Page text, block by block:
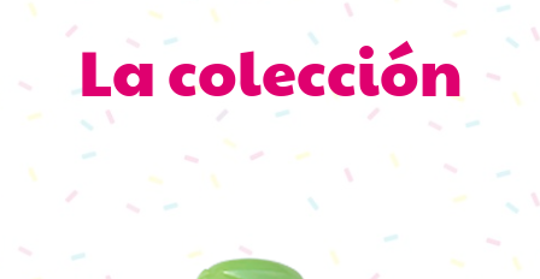
La colección